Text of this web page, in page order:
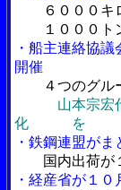
６０００
１０００トン
・船主連絡協
開催
４つのグル
山本宗宏
化 を
・鉄鋼連盟が
国内出荷が
・経産省が１